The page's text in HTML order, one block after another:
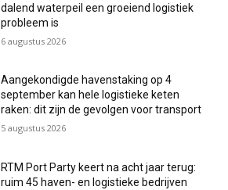
dalend waterpeil een groeiend logistiek
probleem is
6 augustus 2026
Aangekondigde havenstaking op 4
september kan hele logistieke keten
raken: dit zijn de gevolgen voor transport
5 augustus 2026
RTM Port Party keert na acht jaar terug:
ruim 45 haven- en logistieke bedrijven